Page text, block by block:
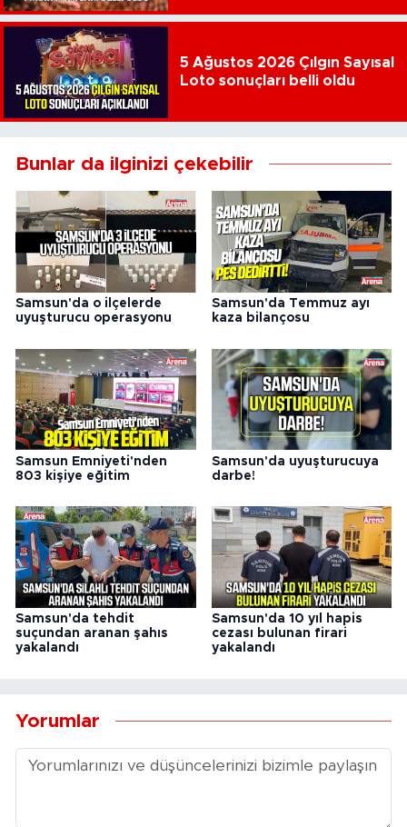
5 Ağustos 2026 Çılgın Sayısal
Loto sonuçları belli oldu
Bunlar da ilginizi çekebilir
Samsun'da o ilçelerde
uyuşturucu operasyonu
Samsun'da Temmuz ayı
kaza bilançosu
Samsun Emniyeti'nden
803 kişiye eğitim
Samsun'da uyuşturucuya
darbe!
Samsun'da tehdit
suçundan aranan şahıs
yakalandı
Samsun'da 10 yıl hapis
cezası bulunan firari
yakalandı
Yorumlar